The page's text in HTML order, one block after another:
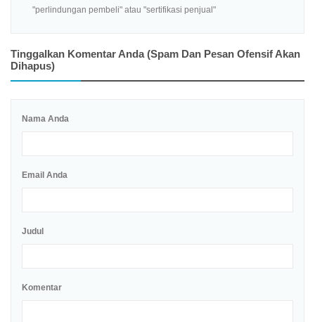
"perlindungan pembeli" atau "sertifikasi penjual"
Tinggalkan Komentar Anda (spam Dan Pesan Ofensif Akan
Dihapus)
Nama Anda
Email Anda
Judul
Komentar